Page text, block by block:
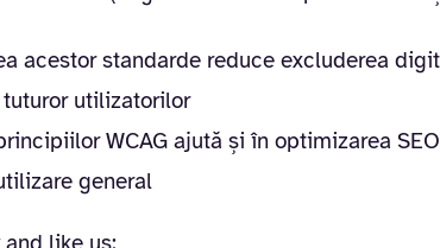
acestor standarde reduce excluderea
utilizatorilor
WCAG ajută și în optimizarea
general